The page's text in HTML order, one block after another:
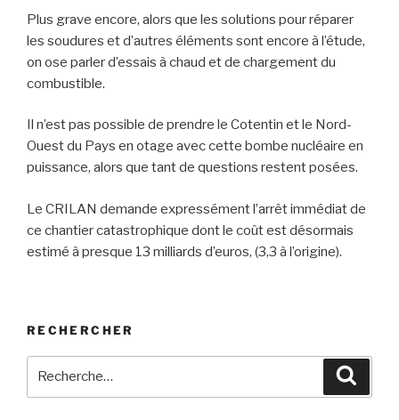
Plus grave encore, alors que les solutions pour réparer
les soudures et d’autres éléments sont encore à l’étude,
on ose parler d’essais à chaud et de chargement du
combustible.
Il n’est pas possible de prendre le Cotentin et le Nord-
Ouest du Pays en otage avec cette bombe nucléaire en
puissance, alors que tant de questions restent posées.
Le CRILAN demande expressément l’arrêt immédiat de
ce chantier catastrophique dont le coût est désormais
estimé à presque 13 milliards d’euros, (3,3 à l’origine).
RECHERCHER